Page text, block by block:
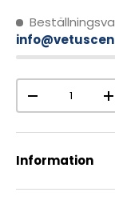
Antal
-
+
Information